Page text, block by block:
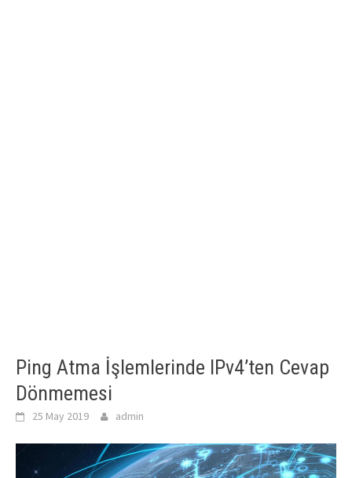
Ping Atma İşlemlerinde IPv4’ten Cevap
Dönmemesi
25 May 2019 admin